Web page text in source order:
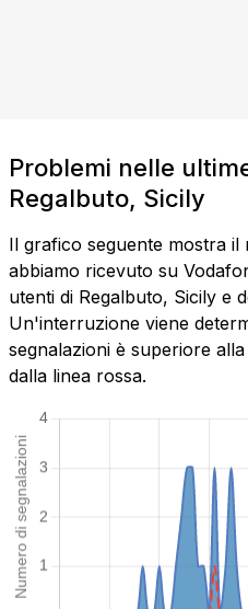
Problemi nelle
Regalbuto, Sicily
Il grafico seguente mostra il
abbiamo ricevuto su
utenti di Regalbuto, Sicily e
Un'interruzione viene
segnalazioni è superiore
dalla linea rossa.